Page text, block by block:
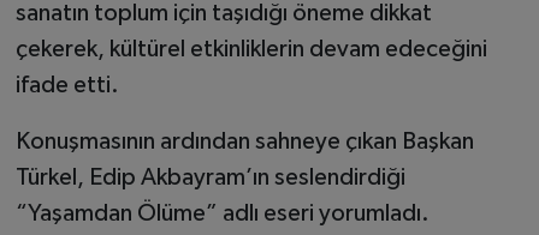
sanatın toplum için taşıdığı öneme dikkat
çekerek, kültürel etkinliklerin devam edeceğini
ifade etti.
Konuşmasının ardından sahneye çıkan Başkan
Türkel, Edip Akbayram’ın seslendirdiği
“Yaşamdan Ölüme” adlı eseri yorumladı.